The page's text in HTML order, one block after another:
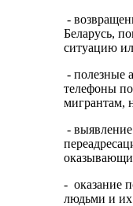
-
Беларусь,
ситуацию
- полезные
телефоны
мигрантам,
-
- оказание
людьми и их